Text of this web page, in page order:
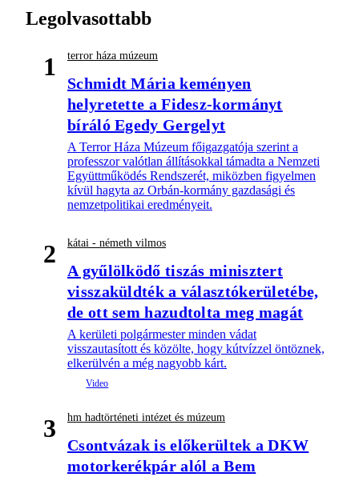
Legolvasottabb
1 terror háza múzeum
Schmidt Mária keményen
helyretette a Fidesz-kormányt
bíráló Egedy Gergelyt
A Terror Háza Múzeum főigazgatója szerint a
professzor valótlan állításokkal támadta a Nemzeti
Együttműködés Rendszerét, miközben figyelmen
kívül hagyta az Orbán-kormány gazdasági és
nemzetpolitikai eredményeit.
2 kátai - németh vilmos
A gyűlölködő tiszás minisztert
visszaküldték a választókerületébe,
de ott sem hazudtolta meg magát
A kerületi polgármester minden vádat
visszautasított és közölte, hogy kútvízzel öntöznek,
elkerülvén a még nagyobb kárt.
3 hm hadtörténeti intézet és múzeum
Csontvázak is előkerültek a DKW
motorkerékpár alól a Bem